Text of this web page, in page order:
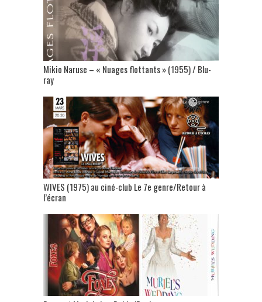
Mikio Naruse – « Nuages flottants » (1955) / Blu-
ray
WIVES (1975) au ciné-club Le 7e genre/Retour à
l’écran